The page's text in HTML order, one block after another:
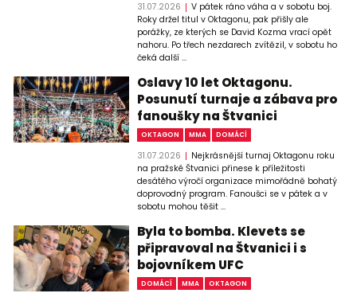
31.07.2026
V pátek ráno váha a v sobotu boj.
Roky držel titul v Oktagonu, pak přišly ale
porážky, ze kterých se David Kozma vrací opět
nahoru. Po třech nezdarech zvítězil, v sobotu ho
čeká další ...
Oslavy 10 let Oktagonu.
Posunutí turnaje a zábava pro
fanoušky na Štvanici
OKTAGON MMA DOMÁCÍ
31.07.2026
Nejkrásnější turnaj Oktagonu roku
na pražské Štvanici přinese k příležitosti
desátého výročí organizace mimořádně bohatý
doprovodný program. Fanoušci se v pátek a v
sobotu mohou těšit ...
Byla to bomba. Klevets se
připravoval na Štvanici i s
bojovníkem UFC
DOMÁCÍ MMA OKTAGON